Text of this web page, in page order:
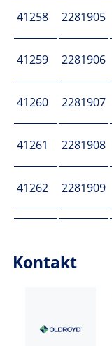
41258 2281905
41259 2281906
41260 2281907
41261 2281908
41262 2281909
Kontakt